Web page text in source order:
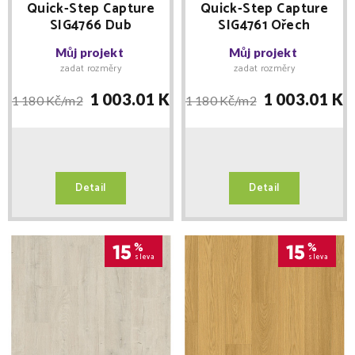
Quick-Step Capture
SIG4766 Dub
kartáčovaný hnědý -
laminátová podlaha
Můj projekt
zadat rozměry
1 180 Kč/m2 1 003.01 Kč/ m2
Detail
Quick-Step Capture
SIG4761 Ořech
elegantní -
laminátová podlaha
Můj projekt
zadat rozměry
1 180 Kč/m2 1 003.01
Detail
15 %
sleva 15 %
sleva